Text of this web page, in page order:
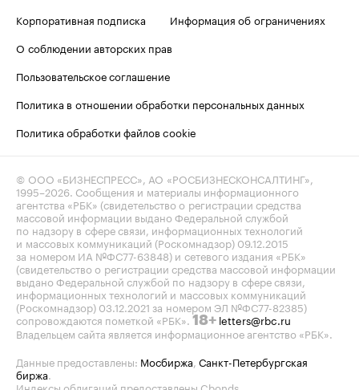
Корпоративная подписка
Информация об ограничениях
О соблюдении авторских прав
Пользовательское соглашение
Политика в отношении обработки персональных данных
Политика обработки файлов cookie
© ООО «БИЗНЕСПРЕСС», АО «РОСБИЗНЕСКОНСАЛТИНГ»,
1995–2026 . Сообщения и материалы информационного
агентства «РБК» (свидетельство о регистрации средства
массовой информации выдано Федеральной службой
по надзору в сфере связи, информационных технологий
и массовых коммуникаций (Роскомнадзор) 09.12.2015
за номером ИА №ФС77-63848) и сетевого издания «РБК»
(свидетельство о регистрации средства массовой информации
выдано Федеральной службой по надзору в сфере связи,
информационных технологий и массовых коммуникаций
(Роскомнадзор) 03.12.2021 за номером ЭЛ №ФС77-82385)
сопровождаются пометкой «РБК». 18+ letters@rbc.ru
Владельцем сайта является информационное агентство «РБК».
Данные предоставлены: Мосбиржа Санкт-Петербургская
биржа
Индексы облигаций предоставлены Cbonds.